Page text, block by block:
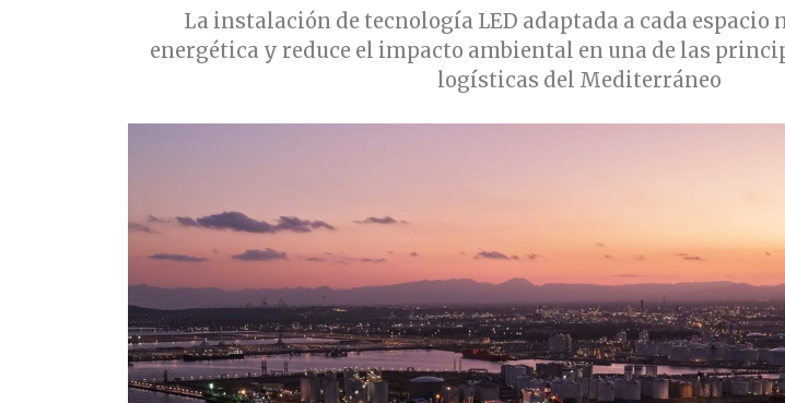
La instalación de tecnología LED adaptada a cada espacio
energética y reduce el impacto ambiental en una de las
logísticas del Mediterráneo